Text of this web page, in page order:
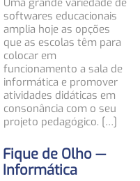
Uma grande variedade de
softwares educacionais
amplia hoje as opções
que as escolas têm para
colocar em
funcionamento a sala de
informática e promover
atividades didáticas em
consonância com o seu
projeto pedagógico. […]
Fique de Olho —
Informática